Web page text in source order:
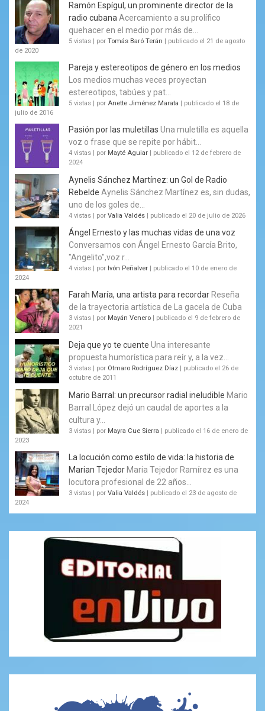
Ramón Espígul, un prominente director de la
radio cubanaAcercamiento a su prolífico
quehacer en el medio por más de...
5 vistas por Tomás Baró Terán
publicado el 21 de agosto
de 2020
Pareja y estereotipos de género en los medios
Los medios muchas veces proyectan
estereotipos, tabúes y pat...
5 vistas por Anette Jiménez Marata
publicado el 18 de
julio de 2016
Pasión por las muletillas Una muletilla es aquella
voz o frase que se repite por hábit...
4 vistas por Mayté Aguiar
publicado el 12 de febrero de
2024
Aynelis Sánchez Martínez: un Gol de Radio
Rebelde Aynelis Sánchez Martínez es, sin dudas,
uno de los goles de...
4 vistas por Valia Valdés publicado el 20 de julio de 2026
Ángel Ernesto y las muchas vidas de una voz
Conversamos con Ángel Ernesto García Brito,
"Angelito",voz r...
4 vistas por Ivón Peñalver
publicado el 10 de enero de
2024
Farah María, una artista para recordar Reseña
de la trayectoria artística de La gacela de Cuba
3 vistas por Mayán Venero
publicado el 9 de febrero de
2021
Deja que yo te cuente Una interesante
propuesta humorística para reír y, a la vez...
3 vistas por Otmaro Rodríguez Díaz
publicado el 26 de
octubre de 2011
Mario Barral: un precursor radial ineludible Mario
Barral López dejó un caudal de aportes a la
cultura y...
3 vistas por Mayra Cue Sierra
publicado el 16 de enero de
2023
La locución como estilo de vida: la historia de
Marian Tejedor Maria Tejedor Ramírez es una
locutora profesional de 22 años...
3 vistas por Valia Valdés
publicado el 23 de agosto de
2024